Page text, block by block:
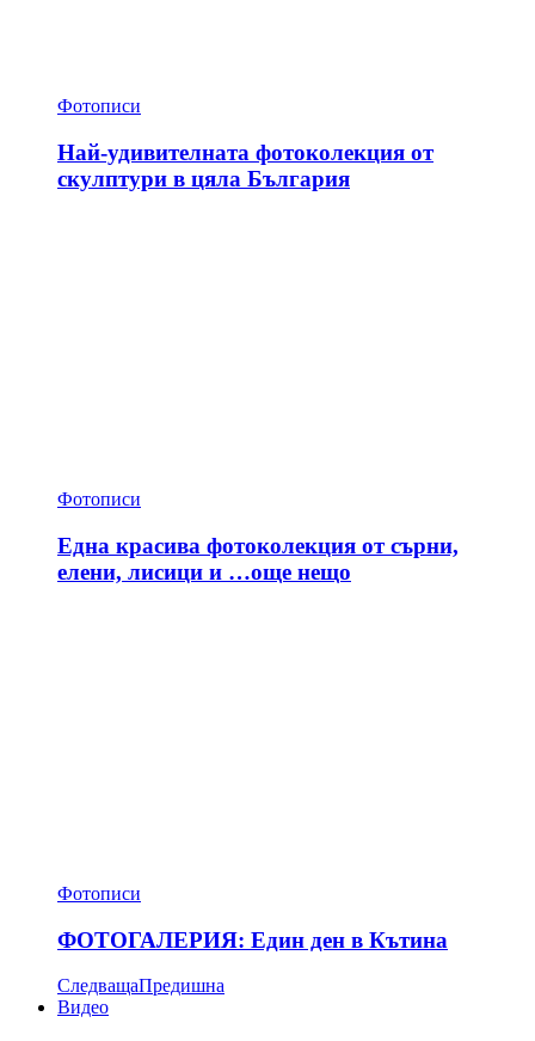
Фотописи
Най-удивителната фотоколекция от
скулптури в цяла България
Фотописи
Една красива фотоколекция от сърни,
елени, лисици и …още нещо
Фотописи
ФОТОГАЛЕРИЯ: Един ден в Кътина
СледващаПредишна
Видео